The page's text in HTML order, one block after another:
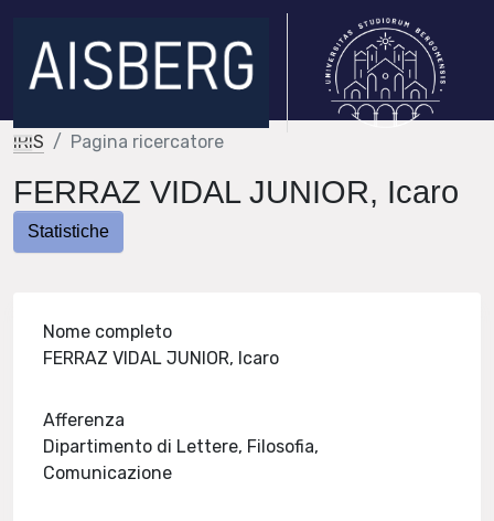
IRIS Pagina ricercatore
FERRAZ VIDAL JUNIOR, Icaro
Statistiche
Nome completo
FERRAZ VIDAL JUNIOR, Icaro
Afferenza
Dipartimento di Lettere, Filosofia,
Comunicazione